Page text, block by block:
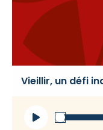
Vieillir, un défi
Lecteur
audio